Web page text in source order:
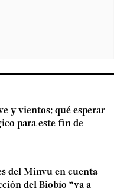
y vientos: qué esperar
para este fin de
del Minvu en cuenta
del Biobío “va a